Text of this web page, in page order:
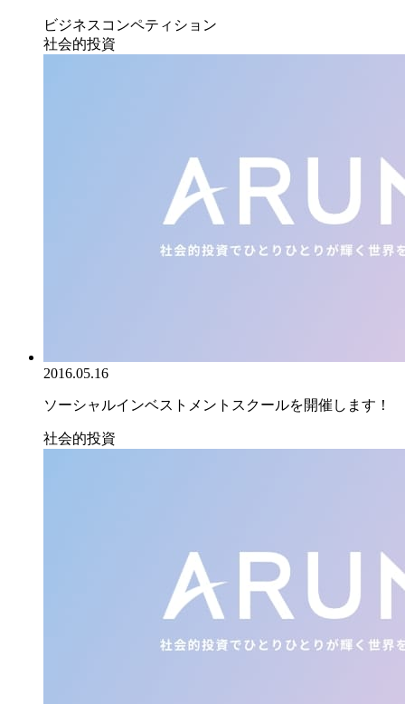
ビジネスコンペティション
社会的投資
2016.05.16
ソーシャルインベストメントスクールを開催します！
社会的投資